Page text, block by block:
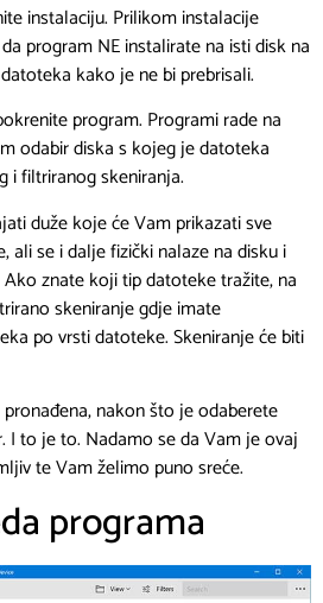
instalaciju. Prilikom instalacije
program NE instalirate na isti disk na
kako je ne bi prebrisali.
program. Programi rade na
odabir diska s kojeg je datoteka
i filtriranog skeniranja.
duže koje će Vam prikazati sve
ali se i dalje fizički nalaze na disku i
znate koji tip datoteke tražite, na
skeniranje gdje imate
po vrsti datoteke. Skeniranje će biti
nakon što je odaberete
I to je to. Nadamo se da Vam je ovaj
te Vam želimo puno sreće.
programa